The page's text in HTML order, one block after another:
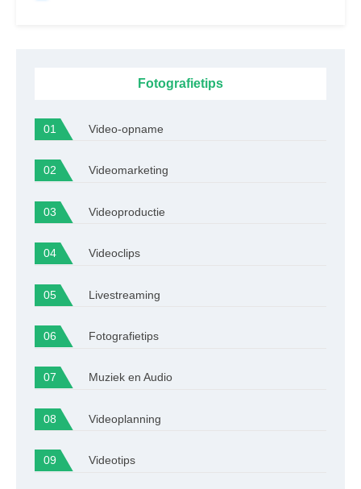
Fotografietips
Video-opname
Videomarketing
Videoproductie
Videoclips
Livestreaming
Fotografietips
Muziek en Audio
Videoplanning
Videotips